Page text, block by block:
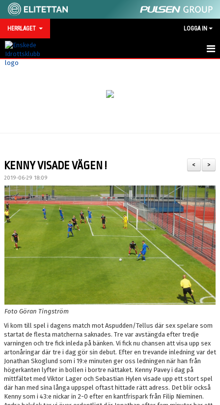
HERRLAGET LOGGA IN
HEM
BILDGALLERI
TRÄNINGSMATCHER 2026
KONTAKT
PARTNER
PLACERINGAR I DIV 2/DIV 1
>
<
KENNY VISADE VÄGEN !
2019-06-29 18:09
Foto Göran Tingström
Vi kom till spel i dagens match mot Aspudden/Tellus där sex spelare som
startat de flesta matcherna saknades. Tre var avstängda efter tredje
varningen och tre fick inleda på bänken. Vi fick nu chansen att visa upp sex
artonåringar där tre i dag gör sin debut. Efter en trevande inledning var det
Jonathan Skoglund som i 19:e minuten ger oss ledningen när han från
högerkanten lyfter in bollen i bortre nättaket. Kenny Pavey i dag på
mittfältet med Viktor Lager och Sebastian Hylen visade upp ett stort spel
där han med sina långa uppspel oftast hittade rätt adress. Det blir också
Kenny som i 43:e nickar in 2-0 efter en kantfrispark från Filip Nieminen.